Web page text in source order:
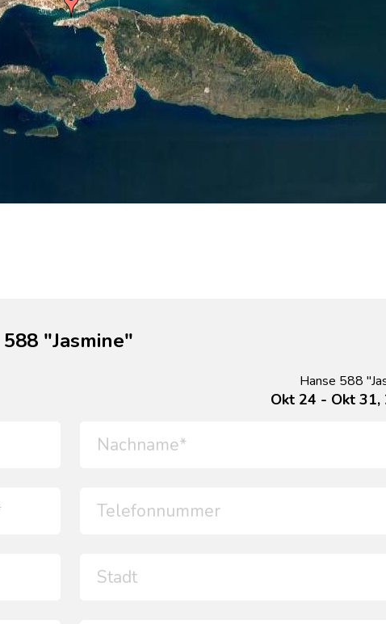
"Jasmine"
Hanse 588
Okt 24 - Okt 31,